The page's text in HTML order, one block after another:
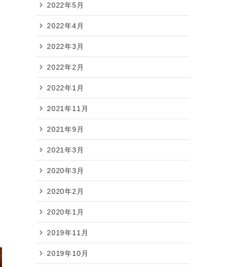
2022年5月
2022年4月
2022年3月
2022年2月
2022年1月
2021年11月
2021年9月
2021年3月
2020年3月
2020年2月
2020年1月
2019年11月
2019年10月